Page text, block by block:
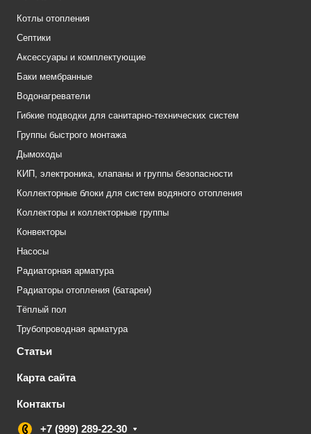
Котлы отопления
Септики
Аксессуары и комплектующие
Баки мембранные
Водонагреватели
Гибкие подводки для санитарно-технических систем
Группы быстрого монтажа
Дымоходы
КИП, электроника, клапаны и группы безопасности
Коллекторные блоки для систем водяного отопления
Коллекторы и коллекторные группы
Конвекторы
Насосы
Радиаторная арматура
Радиаторы отопления (батареи)
Тёплый пол
Трубопроводная арматура
Статьи
Карта сайта
Контакты
+7 (999) 289-22-30